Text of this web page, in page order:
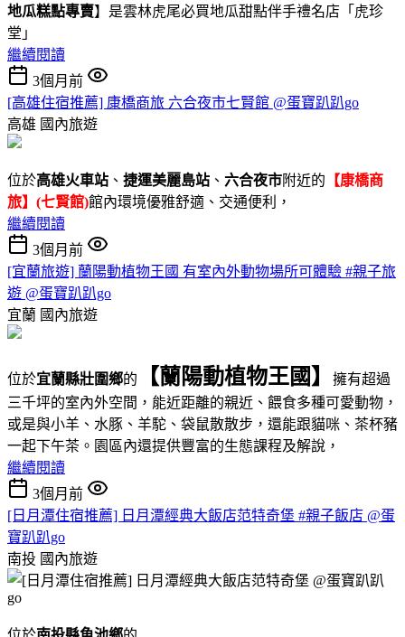
地瓜糕點專賣】是雲林虎尾必買地瓜甜點伴手禮名店「虎珍
堂」
繼續閱讀
3個月前
[高雄住宿推薦] 康橋商旅 六合夜市七賢館 @蛋寶趴趴go
高雄 國內旅遊
位於高雄火車站 、 捷運美麗島站 、 六合夜市附近的 【康橋商
旅】(七賢館)館內環境優雅舒適、交通便利，
繼續閱讀
3個月前
[宜蘭旅遊] 蘭陽動植物王國 有室內外動物場所可體驗 #親子旅
遊 @蛋寶趴趴go
宜蘭 國內旅遊
位於宜蘭縣壯圍鄉的 【蘭陽動植物王國】
擁有超過
三千坪的室內外空間，能近距離的親近、餵食多種可愛動物，
或是與小羊、水豚、羊駝、袋鼠散散步，還能跟貓咪、茶杯豬
一起下午茶。園區內還提供豐富的生態課程及解說，
繼續閱讀
3個月前
[日月潭住宿推薦] 日月潭經典大飯店范特奇堡 #親子飯店 @蛋
寶趴趴go
南投 國內旅遊